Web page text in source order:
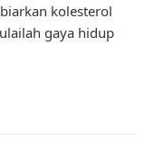
kolesterol
gaya hidup